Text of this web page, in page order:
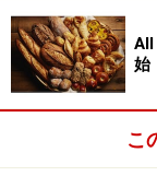
All
始
こ